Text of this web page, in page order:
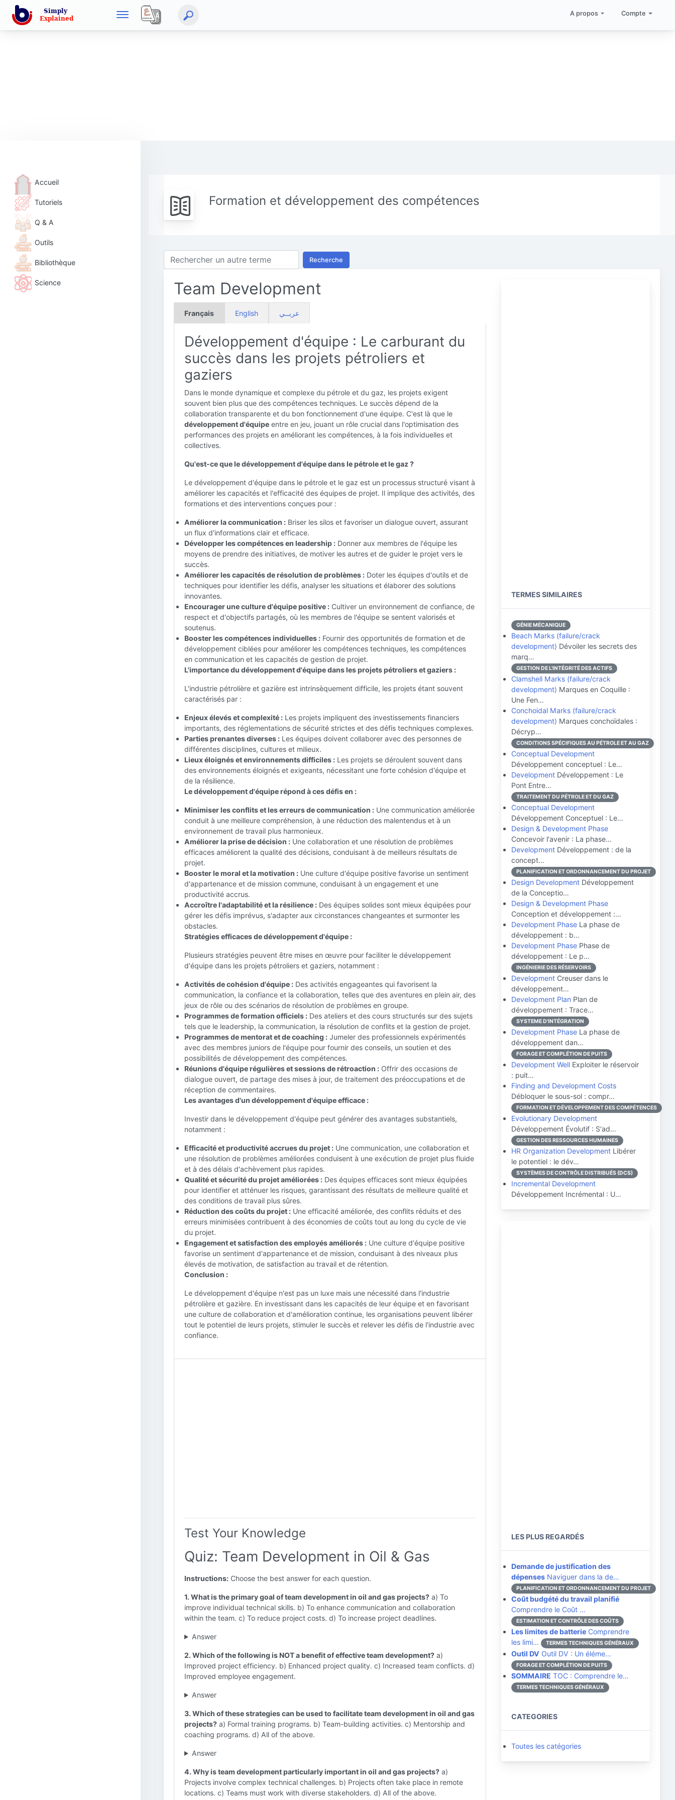
A propos Compte
Accueil
Tutoriels
Q & A
Outils
Bibliothèque
Science
Formation et développement des compétences
Recherche
Team Development
Français English عربــي
Développement d'équipe : Le carburant du
succès dans les projets pétroliers et
gaziers
Dans le monde dynamique et complexe du pétrole et du gaz, les projets exigent
souvent bien plus que des compétences techniques. Le succès dépend de la
collaboration transparente et du bon fonctionnement d'une équipe. C'est là que le
développement d'équipe entre en jeu, jouant un rôle crucial dans l'optimisation des
performances des projets en améliorant les compétences, à la fois individuelles et
collectives.
Qu'est-ce que le développement d'équipe dans le pétrole et le gaz ?
Le développement d'équipe dans le pétrole et le gaz est un processus structuré visant à
améliorer les capacités et l'efficacité des équipes de projet. Il implique des activités, des
formations et des interventions conçues pour :
Améliorer la communication : Briser les silos et favoriser un dialogue ouvert, assurant
un flux d'informations clair et efficace.
Développer les compétences en leadership : Donner aux membres de l'équipe les
moyens de prendre des initiatives, de motiver les autres et de guider le projet vers le
succès.
Améliorer les capacités de résolution de problèmes : Doter les équipes d'outils et de
techniques pour identifier les défis, analyser les situations et élaborer des solutions
innovantes.
Encourager une culture d'équipe positive : Cultiver un environnement de confiance, de
respect et d'objectifs partagés, où les membres de l'équipe se sentent valorisés et
soutenus.
Booster les compétences individuelles : Fournir des opportunités de formation et de
développement ciblées pour améliorer les compétences techniques, les compétences
en communication et les capacités de gestion de projet.
L'importance du développement d'équipe dans les projets pétroliers et gaziers :
L'industrie pétrolière et gazière est intrinsèquement difficile, les projets étant souvent
caractérisés par :
Enjeux élevés et complexité : Les projets impliquent des investissements financiers
importants, des réglementations de sécurité strictes et des défis techniques complexes.
Parties prenantes diverses : Les équipes doivent collaborer avec des personnes de
différentes disciplines, cultures et milieux.
Lieux éloignés et environnements difficiles : Les projets se déroulent souvent dans
des environnements éloignés et exigeants, nécessitant une forte cohésion d'équipe et
de la résilience.
Le développement d'équipe répond à ces défis en :
Minimiser les conflits et les erreurs de communication : Une communication améliorée
conduit à une meilleure compréhension, à une réduction des malentendus et à un
environnement de travail plus harmonieux.
Améliorer la prise de décision : Une collaboration et une résolution de problèmes
efficaces améliorent la qualité des décisions, conduisant à de meilleurs résultats de
projet.
Booster le moral et la motivation : Une culture d'équipe positive favorise un sentiment
d'appartenance et de mission commune, conduisant à un engagement et une
productivité accrus.
Accroître l'adaptabilité et la résilience : Des équipes solides sont mieux équipées pour
gérer les défis imprévus, s'adapter aux circonstances changeantes et surmonter les
obstacles.
Stratégies efficaces de développement d'équipe :
Plusieurs stratégies peuvent être mises en œuvre pour faciliter le développement
d'équipe dans les projets pétroliers et gaziers, notamment :
Activités de cohésion d'équipe : Des activités engageantes qui favorisent la
communication, la confiance et la collaboration, telles que des aventures en plein air, des
jeux de rôle ou des scénarios de résolution de problèmes en groupe.
Programmes de formation officiels : Des ateliers et des cours structurés sur des sujets
tels que le leadership, la communication, la résolution de conflits et la gestion de projet.
Programmes de mentorat et de coaching : Jumeler des professionnels expérimentés
avec des membres juniors de l'équipe pour fournir des conseils, un soutien et des
possibilités de développement des compétences.
Réunions d'équipe régulières et sessions de rétroaction : Offrir des occasions de
dialogue ouvert, de partage des mises à jour, de traitement des préoccupations et de
réception de commentaires.
Les avantages d'un développement d'équipe efficace :
Investir dans le développement d'équipe peut générer des avantages substantiels,
notamment :
Efficacité et productivité accrues du projet : Une communication, une collaboration et
une résolution de problèmes améliorées conduisent à une exécution de projet plus fluide
et à des délais d'achèvement plus rapides.
Qualité et sécurité du projet améliorées : Des équipes efficaces sont mieux équipées
pour identifier et atténuer les risques, garantissant des résultats de meilleure qualité et
des conditions de travail plus sûres.
Réduction des coûts du projet : Une efficacité améliorée, des conflits réduits et des
erreurs minimisées contribuent à des économies de coûts tout au long du cycle de vie
du projet.
Engagement et satisfaction des employés améliorés : Une culture d'équipe positive
favorise un sentiment d'appartenance et de mission, conduisant à des niveaux plus
élevés de motivation, de satisfaction au travail et de rétention.
Conclusion :
Le développement d'équipe n'est pas un luxe mais une nécessité dans l'industrie
pétrolière et gazière. En investissant dans les capacités de leur équipe et en favorisant
une culture de collaboration et d'amélioration continue, les organisations peuvent libérer
tout le potentiel de leurs projets, stimuler le succès et relever les défis de l'industrie avec
confiance.
Test Your Knowledge
Quiz: Team Development in Oil & Gas
Instructions: Choose the best answer for each question.
1. What is the primary goal of team development in oil and gas projects? a) To
improve individual technical skills. b) To enhance communication and collaboration
within the team. c) To reduce project costs. d) To increase project deadlines.
Answer
2. Which of the following is NOT a benefit of effective team development? a)
Improved project efficiency. b) Enhanced project quality. c) Increased team conflicts. d)
Improved employee engagement.
Answer
3. Which of these strategies can be used to facilitate team development in oil and gas
projects? a) Formal training programs. b) Team-building activities. c) Mentorship and
coaching programs. d) All of the above.
Answer
4. Why is team development particularly important in oil and gas projects? a)
Projects involve complex technical challenges. b) Projects often take place in remote
locations. c) Teams must work with diverse stakeholders. d) All of the above.
TERMES SIMILAIRES
GÉNIE MÉCANIQUE
Beach Marks (failure/crack
development) Dévoiler les secrets des
marq…
GESTION DE L'INTÉGRITÉ DES ACTIFS
Clamshell Marks (failure/crack
development) Marques en Coquille :
Une Fen…
Conchoidal Marks (failure/crack
development) Marques conchoïdales :
Décryp…
CONDITIONS SPÉCIFIQUES AU PÉTROLE ET AU GAZ
Conceptual Development
Développement conceptuel : Le…
Development Développement : Le
Pont Entre…
TRAITEMENT DU PÉTROLE ET DU GAZ
Conceptual Development
Développement Conceptuel : Le…
Design & Development Phase
Concevoir l'avenir : La phase…
Development Développement : de la
concept…
PLANIFICATION ET ORDONNANCEMENT DU PROJET
Design Development Développement
de la Conceptio…
Design & Development Phase
Conception et développement :…
Development Phase La phase de
développement : b…
Development Phase Phase de
développement : Le p…
INGÉNIERIE DES RÉSERVOIRS
Development Creuser dans le
développement…
Development Plan Plan de
développement : Trace…
SYSTEME D'INTÉGRATION
Development Phase La phase de
développement dan…
FORAGE ET COMPLÉTION DE PUITS
Development Well Exploiter le réservoir
: puit…
Finding and Development Costs
Débloquer le sous-sol : compr…
FORMATION ET DÉVELOPPEMENT DES COMPÉTENCES
Evolutionary Development
Développement Évolutif : S'ad…
GESTION DES RESSOURCES HUMAINES
HR Organization Development Libérer
le potentiel : le dév…
SYSTÈMES DE CONTRÔLE DISTRIBUÉS (DCS)
Incremental Development
Développement Incrémental : U…
LES PLUS REGARDÉS
Demande de justification des
dépenses Naviguer dans la de…
PLANIFICATION ET ORDONNANCEMENT DU PROJET
Coût budgété du travail planifié
Comprendre le Coût …
ESTIMATION ET CONTRÔLE DES COÛTS
Les limites de batterie Comprendre
les limi…
TERMES TECHNIQUES GÉNÉRAUX
Outil DV Outil DV : Un éléme…
FORAGE ET COMPLÉTION DE PUITS
SOMMAIRE TOC : Comprendre le…
TERMES TECHNIQUES GÉNÉRAUX
CATEGORIES
Toutes les catégories